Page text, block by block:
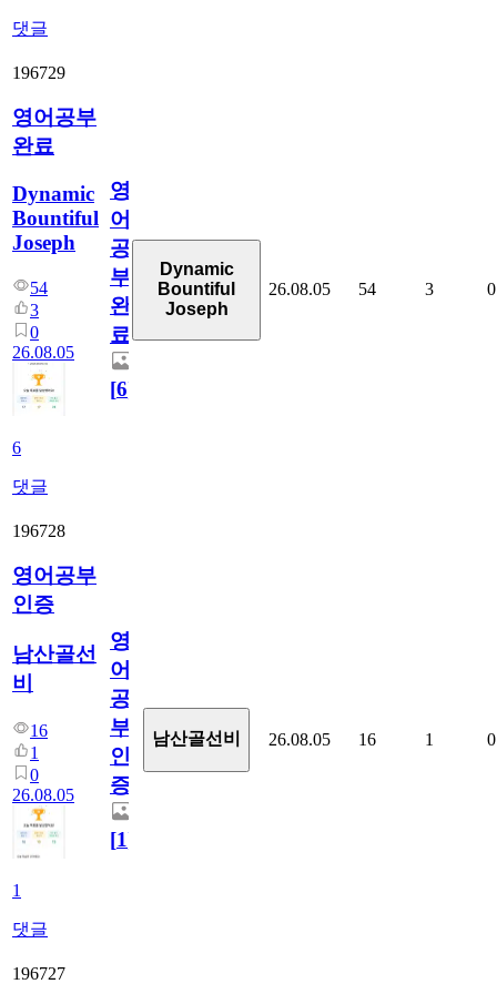
댓글
196729
영어공부
완료
Dynamic
Bountiful
Joseph
54
3
0
26.08.05
6
댓글
영
어
공
부
완
료
[6]
Dynamic
Bountiful
Joseph
26.08.05 54 3 0
196728
영어공부
인증
남산골선
비
16
1
0
26.08.05
1
댓글
영
어
공
부
인
증
[1]
남산골선비 26.08.05 16 1 0
196727